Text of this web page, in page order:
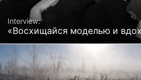
Interview:
«Восхищайся моделью и